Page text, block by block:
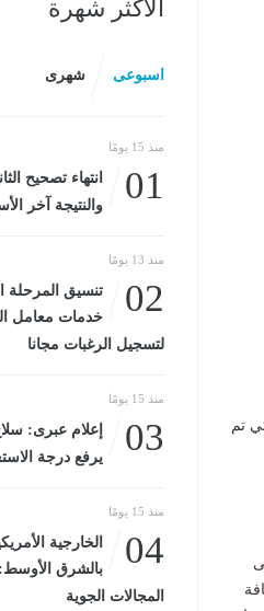
تم
الأكثر شهرة
اسبوعى شهرى
منذ 15 يومًا
01
انتهاء تصحيح
والنتيجة آخر
منذ 13 يومًا
02
خدمات معامل
لتسجيل الرغبات مجانا
منذ 15 يومًا
03
إعلام عبرى:
يرفع درجة
منذ 15 يومًا
04
الخارجية
بالشرق الأوسط:
المجالات الجوية